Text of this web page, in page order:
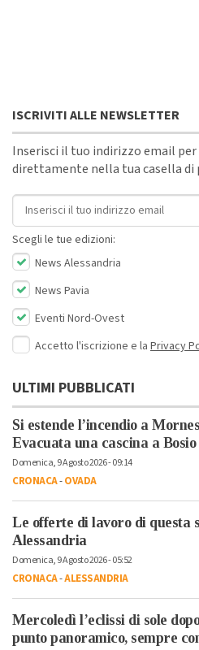
ISCRIVITI ALLE NEWSLETTER
Inserisci il tuo indirizzo email per
direttamente nella tua casella
Indirizzo email
Scegli le tue edizioni:
News Alessandria
News Pavia
Eventi Nord-Ovest
Accetto l'iscrizione e la Privacy
ULTIMI PUBBLICATI
Si estende l’incendio a
Evacuata una cascina a Bosio
Domenica, 9 Agosto 2026 - 09:14
CRONACA-OVADA
Le offerte di lavoro di questa
Alessandria
Domenica, 9 Agosto 2026 - 05:52
CRONACA-ALESSANDRIA
Mercoledì l’eclissi di sole
punto panoramico, sempre